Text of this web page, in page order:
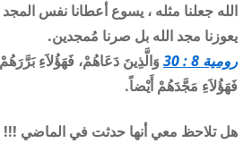
الله جعلنا مثله ، يسوع أعطانا نفس
يعوزنا مجد الله بل صرنا مُمجدين.
رومية 8 : 30
وَالَّذِينَ دَعَاهُمْ، فَهَؤُلاَءِ
فَهَؤُلاَءِ مَجَّدَهُمْ أَيْضاً.
هل تلاحظ معي أنها حدثت في الماضي